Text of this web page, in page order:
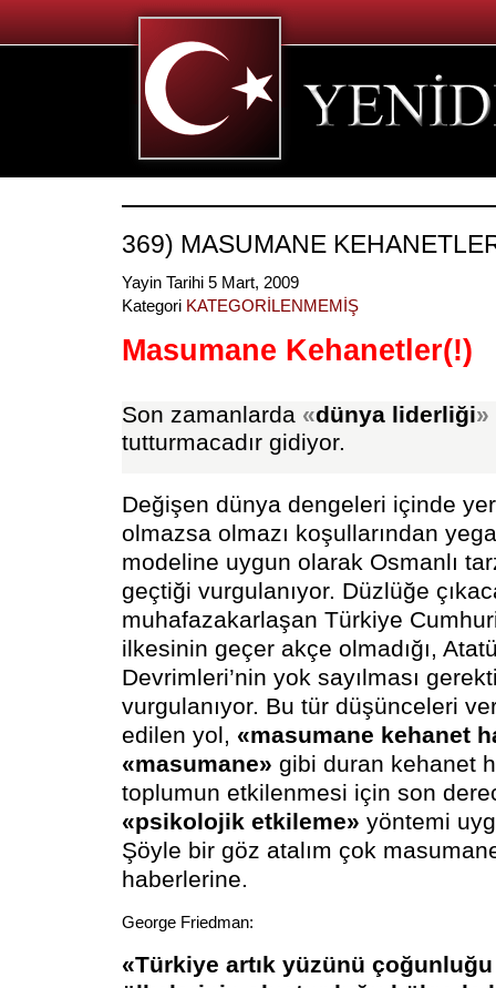
369) MASUMANE
Yayin Tarihi 5 Mart, 2009
Kategori KATEGORİLENMEMİŞ
Masumane Kehanetler(!)
Son zamanlarda «dünya liderliği»
tutturmacadır gidiyor.
Değişen dünya dengeleri içinde yer
olmazsa olmazı koşullarından
modeline uygun olarak Osmanlı
geçtiği vurgulanıyor. Düzlüğe
muhafazakarlaşan Türkiye
ilkesinin geçer akçe olmadığı,
Devrimleri’nin yok sayılması
vurgulanıyor. Bu tür düşünceleri
edilen yol, «masumane kehanet
«masumane» gibi duran kehanet
toplumun etkilenmesi için son
«psikolojik etkileme» yöntemi
Şöyle bir göz atalım çok
haberlerine.
George Friedman:
«Türkiye artık yüzünü